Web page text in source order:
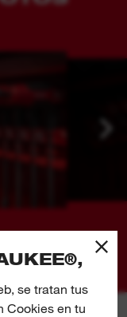
se tratan tus
Cookies en tu
preperforados,
en el taller